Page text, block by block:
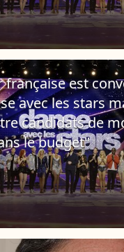
française est
avec les stars
candidats de
le budget"